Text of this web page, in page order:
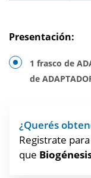
Presentación:
1 frasco de
de
¿Querés
Registrate
que